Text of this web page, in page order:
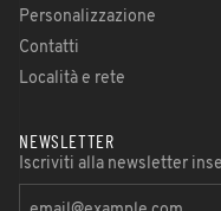
Personalizzazione
Contatti
Località e rete
NEWSLETTER
Iscriviti alla newsletter